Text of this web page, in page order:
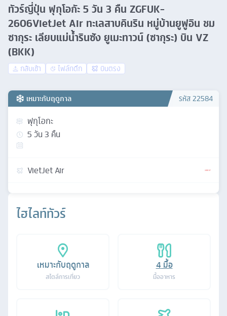
ทัวร์ญี่ปุ่น ฟุกุโอกัะ 5 วัน 3 คืน ZGFUK-
2606VietJet Air ทะเลสาบคินริน หมู่บ้านยูฟูอิน ชม
ซากุระ เลียบแม่น้ำรินซัง ยูเมะทาวน์ (ซากุระ) บิน VZ
(BKK)
กลับเช้า ไฟล์ทดึก บินตรง
ไฮไลท์ทัวร์
เหมาะกับฤดูกาล
สไตล์การเที่ยว
4 มื้อ
มื้ออาหาร
เหมาะกับฤดูกาล รหัส22584
ฟุกุโอกะ
5วัน3 คืน
VietJet Air